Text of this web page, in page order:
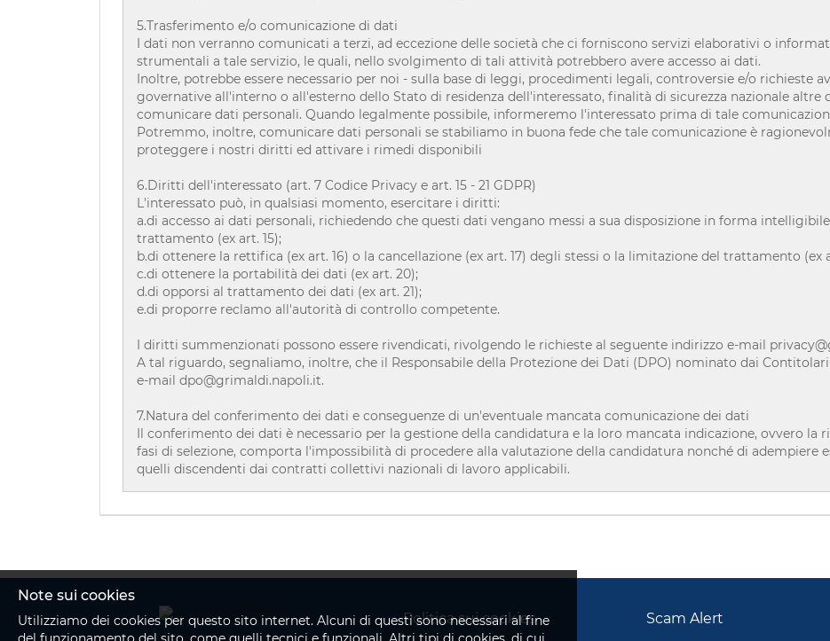
Note sui cookies
Utilizziamo dei cookies per questo sito internet. Alcuni di questi sono necessari al fine
5.Trasferimento e/o comunicazione di dati
I dati non verranno comunicati a terzi, ad eccezione delle società che ci forniscono servizi elaborativi o
strumentali a tale servizio, le quali, nello svolgimento di tali attività potrebbero avere accesso ai dati.
Inoltre, potrebbe essere necessario per noi - sulla base di leggi, procedimenti legali, controversie e/o richieste
governative all'interno o all'esterno dello Stato di residenza dell'interessato, finalità di sicurezza nazionale
comunicare dati personali. Quando legalmente possibile, informeremo l'interessato prima di tale
Potremmo, inoltre, comunicare dati personali se stabiliamo in buona fede che tale comunicazione è
proteggere i nostri diritti ed attivare i rimedi disponibili
6.Diritti dell'interessato (art. 7 Codice Privacy e art. 15 - 21 GDPR)
L'interessato può, in qualsiasi momento, esercitare i diritti:
a.di accesso ai dati personali, richiedendo che questi dati vengano messi a sua disposizione in forma
trattamento (ex art. 15);
b.di ottenere la rettifica (ex art. 16) o la cancellazione (ex art. 17) degli stessi o la limitazione del trattamento (ex
c.di ottenere la portabilità dei dati (ex art. 20);
d.di opporsi al trattamento dei dati (ex art. 21);
e.di proporre reclamo all'autorità di controllo competente.
I diritti summenzionati possono essere rivendicati, rivolgendo le richieste al seguente indirizzo e-mail
A tal riguardo, segnaliamo, inoltre, che il Responsabile della Protezione dei Dati (DPO) nominato dai
e-mail dpo@grimaldi.napoli.it.
7.Natura del conferimento dei dati e conseguenze di un'eventuale mancata comunicazione dei dati
Il conferimento dei dati è necessario per la gestione della candidatura e la loro mancata indicazione, ovvero la
fasi di selezione, comporta l'impossibilità di procedere alla valutazione della candidatura nonché di
quelli discendenti dai contratti collettivi nazionali di lavoro applicabili.
Politica sui cookies
Scam Alert